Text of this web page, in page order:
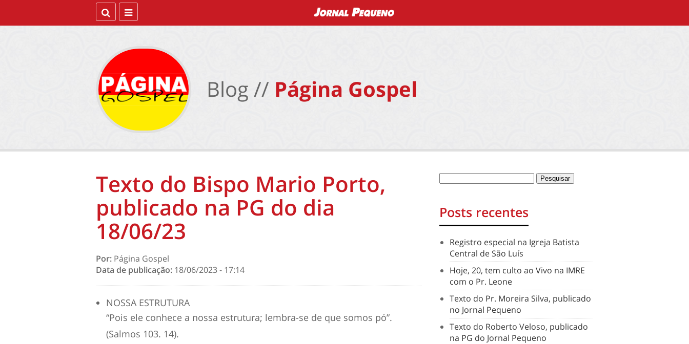
Blog // Página Gospel
Texto do Bispo Mario Porto,
publicado na PG do dia
18/06/23
Por: Página Gospel
Data de publicação: 18/06/2023 - 17:14
NOSSA ESTRUTURA
“Pois ele conhece a nossa estrutura; lembra-se de que somos pó”.
(Salmos 103. 14).
Posts recentes
Registro especial na Igreja Batista
Central de São Luís
Hoje, 20, tem culto ao Vivo na IMRE
com o Pr. Leone
Texto do Pr. Moreira Silva, publicado
no Jornal Pequeno
Texto do Roberto Veloso, publicado
na PG do Jornal Pequeno